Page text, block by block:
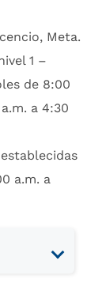
Meta.
1 –
de 8:00
a 4:30
a.m. a